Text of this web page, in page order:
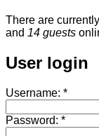
There are currently
and 14 guests
User login
Username: *
Password: *